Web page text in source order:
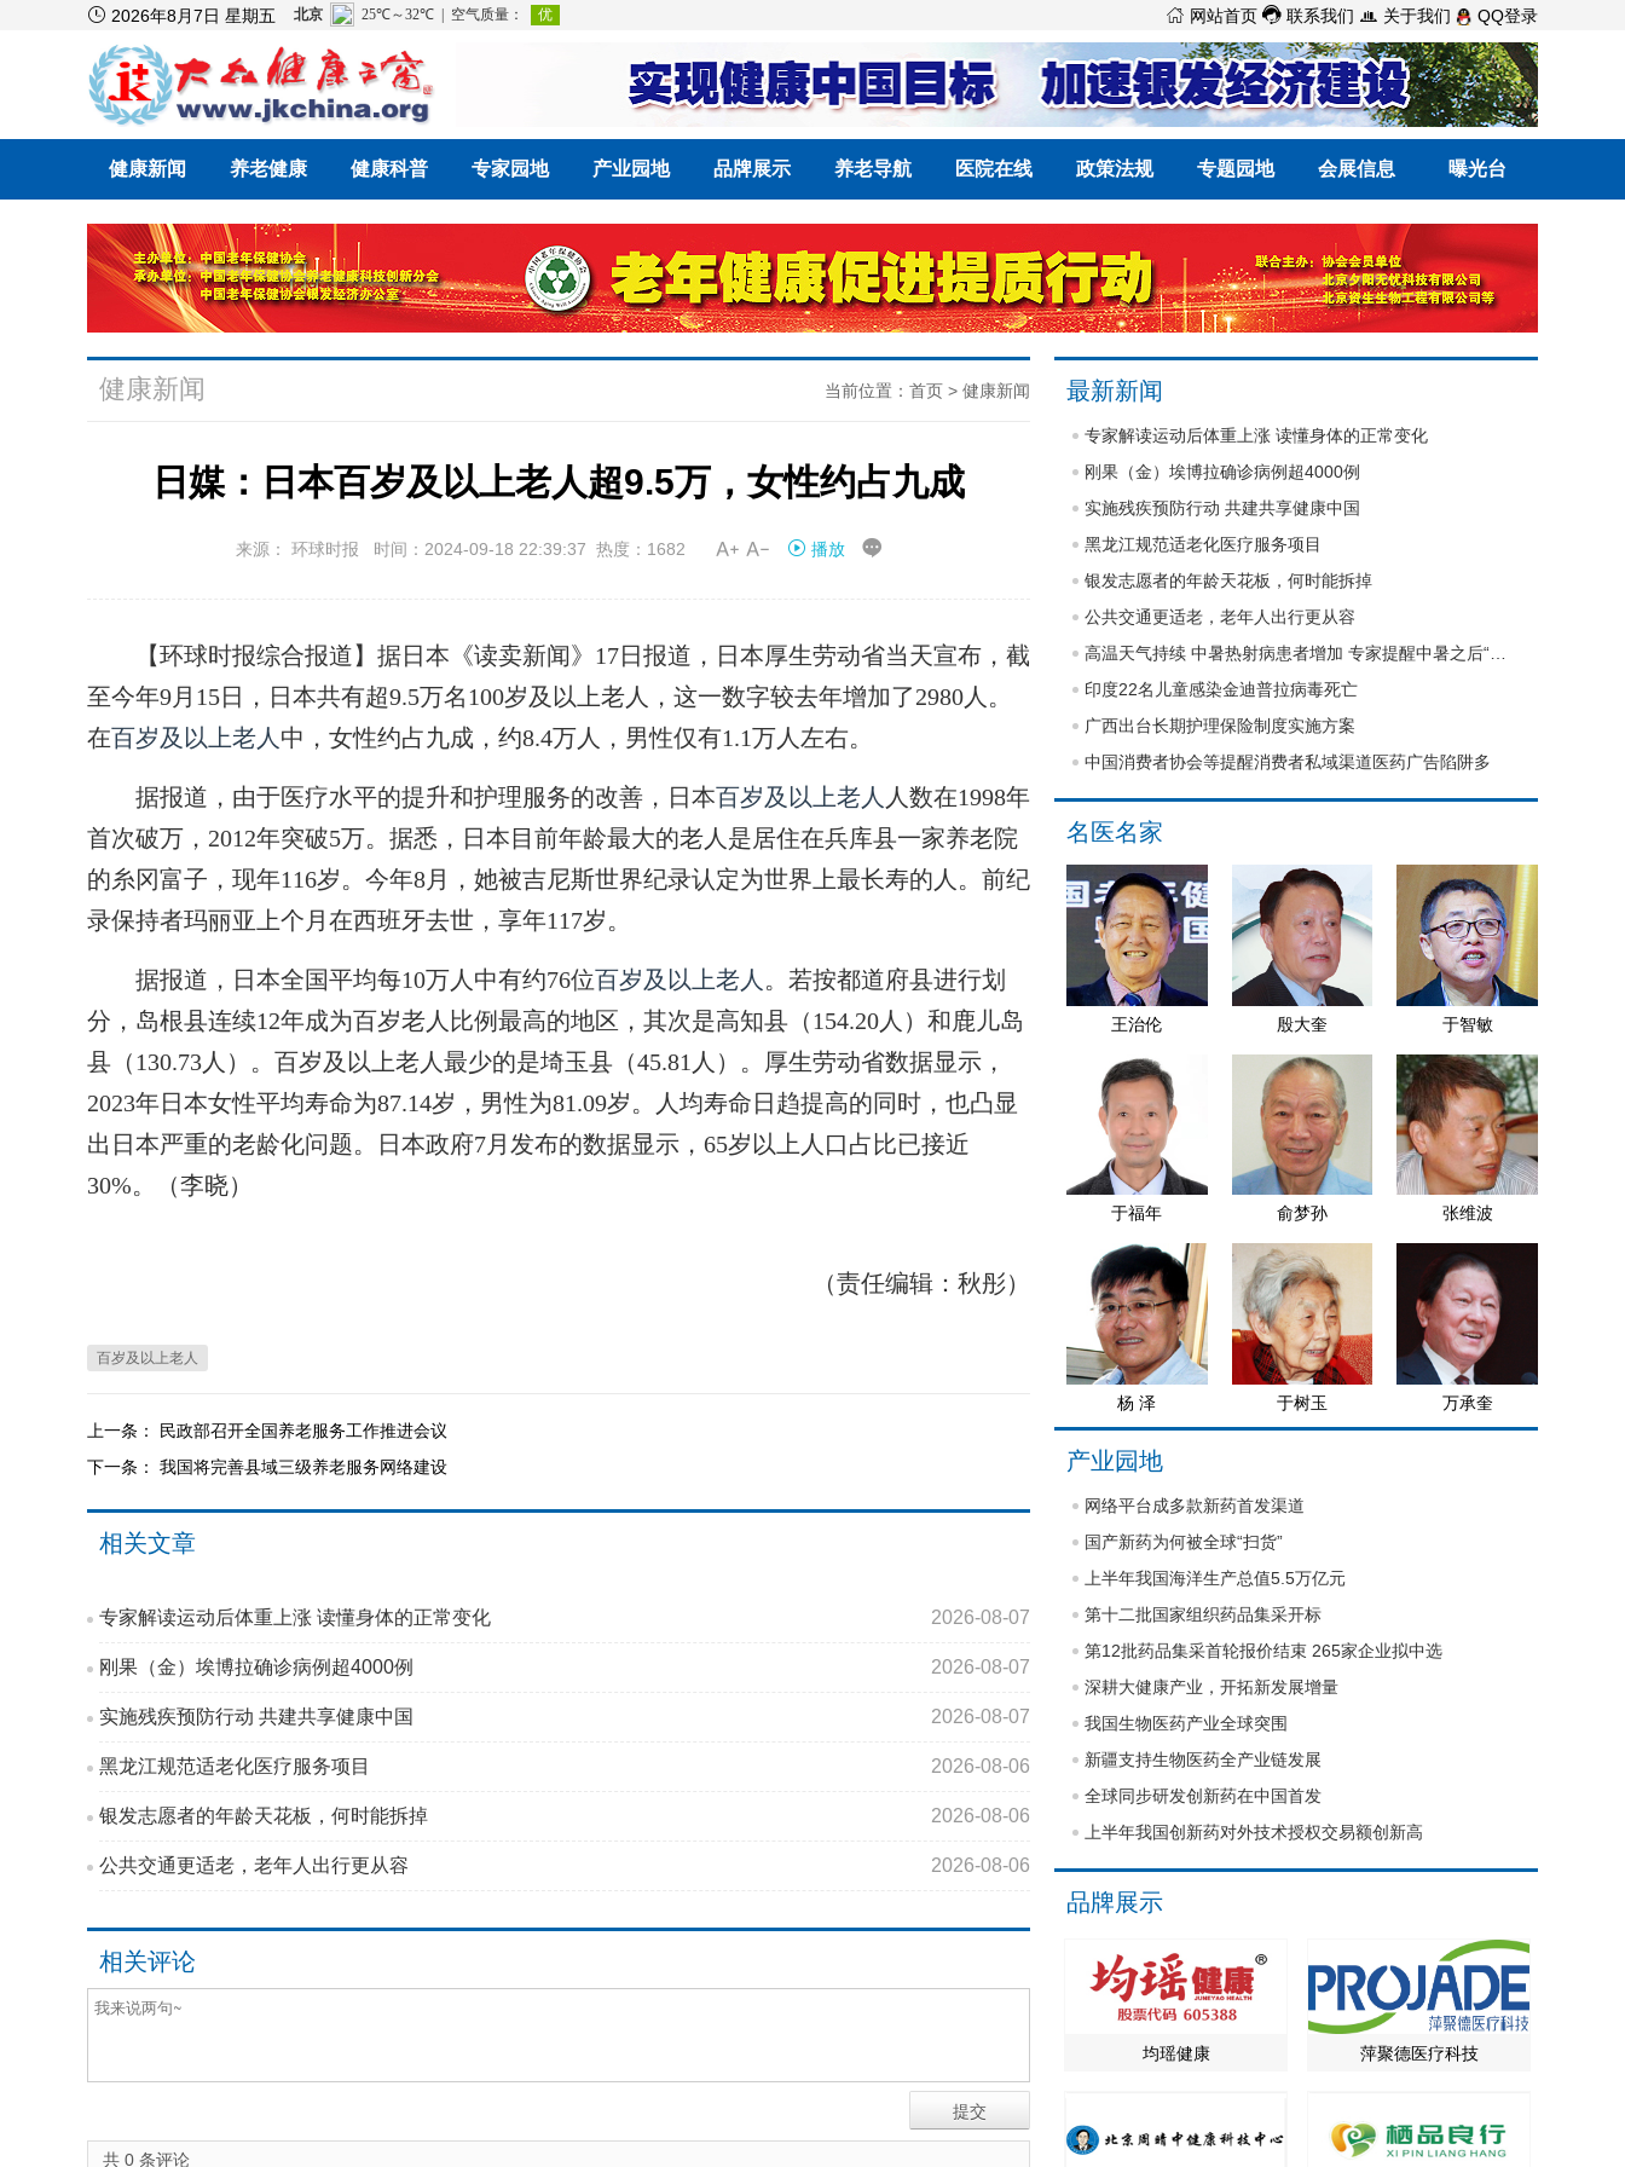
 2026年8月7日 星期五  网站首页  联系我们  关于我们 QQ登录
健康新闻 养老健康 健康科普 专家园地 产业园地 品牌展示 养老导航 医院在线 政策法规 专题园地 会展信息 曝光台
健康新闻 当前位置： 首页 > 健康新闻
日媒：日本百岁及以上老人超9.5万，女性约占九成
来源： 环球时报 时间：2024-09-18 22:39:37 热度：1682  播放 
【环球时报综合报道】据日本《读卖新闻》17日报道，日本厚生劳动省当天宣布，截
至今年9月15日，日本共有超9.5万名100岁及以上老人，这一数字较去年增加了2980人。
在百岁及以上老人 中，女性约占九成，约8.4万人，男性仅有1.1万人左右。
据报道，由于医疗水平的提升和护理服务的改善，日本百岁及以上老人 人数在1998年
首次破万，2012年突破5万。据悉，日本目前年龄最大的老人是居住在兵库县一家养老院
的糸冈富子，现年116岁。今年8月，她被吉尼斯世界纪录认定为世界上最长寿的人。前纪
录保持者玛丽亚上个月在西班牙去世，享年117岁。
据报道，日本全国平均每10万人中有约76位百岁及以上老人 。若按都道府县进行划
分，岛根县连续12年成为百岁老人比例最高的地区，其次是高知县（154.20人）和鹿儿岛
县（130.73人）。百岁及以上老人最少的是埼玉县（45.81人）。厚生劳动省数据显示，
2023年日本女性平均寿命为87.14岁，男性为81.09岁。人均寿命日趋提高的同时，也凸显
出日本严重的老龄化问题。日本政府7月发布的数据显示，65岁以上人口占比已接近
30%。（李晓）
（责任编辑：秋彤）
百岁及以上老人
上一条：
民政部召开全国养老服务工作推进会议
下一条： 我国将完善县域三级养老服务网络建设
相关文章
专家解读运动后体重上涨 读懂身体的正常变化 2026-08-07
刚果（金）埃博拉确诊病例超4000例 2026-08-07
实施残疾预防行动 共建共享健康中国 2026-08-07
黑龙江规范适老化医疗服务项目 2026-08-06
银发志愿者的年龄天花板，何时能拆掉 2026-08-06
公共交通更适老，老年人出行更从容 2026-08-06
相关评论
共 0 条评论
最新新闻
专家解读运动后体重上涨 读懂身体的正常变化
刚果（金）埃博拉确诊病例超4000例
实施残疾预防行动 共建共享健康中国
黑龙江规范适老化医疗服务项目
银发志愿者的年龄天花板，何时能拆掉
公共交通更适老，老年人出行更从容
印度22名儿童感染金迪普拉病毒死亡
广西出台长期护理保险制度实施方案
中国消费者协会等提醒消费者私域渠道医药广告陷阱多
名医名家
王治伦 殷大奎 于智敏
于福年 俞梦孙 张维波
杨 泽 于树玉 万承奎
产业园地
网络平台成多款新药首发渠道
国产新药为何被全球“扫货”
上半年我国海洋生产总值5.5万亿元
第十二批国家组织药品集采开标
第12批药品集采首轮报价结束 265家企业拟中选
深耕大健康产业，开拓新发展增量
我国生物医药产业全球突围
新疆支持生物医药全产业链发展
全球同步研发创新药在中国首发
上半年我国创新药对外技术授权交易额创新高
品牌展示
均瑶健康 萍聚德医疗科技